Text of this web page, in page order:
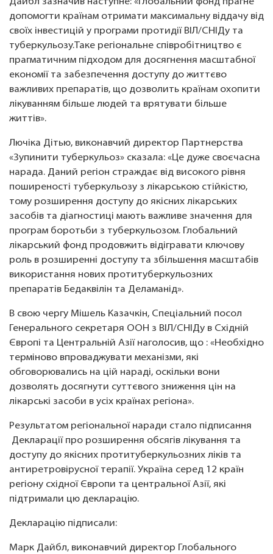
Дайбл зазначив наступне: «Глобальний фонд прагне
допомогти країнам отримати максимальну віддачу від
своїх інвестицій у програми протидії ВІЛ/СНІДу та
туберкульозу.Таке регіональне співробітництво є
прагматичним підходом для досягнення масштабної
економії та забезпечення доступу до життєво
важливих препаратів, що дозволить країнам охопити
лікуванням більше людей та врятувати більше
життів».
Лючіка Дітью, виконавчий директор Партнерства
«Зупинити туберкульоз» сказала: «Це дуже своєчасна
нарада. Даний регіон страждає від високого рівня
поширеності туберкульозу з лікарською стійкістю,
тому розширення доступу до якісних лікарських
засобів та діагностиці мають важливе значення для
програм боротьби з туберкульозом. Глобальний
лікарський фонд продовжить відігравати ключову
роль в розширенні доступу та збільшення масштабів
використання нових протитуберкульозних
препаратів Бедаквілін та Деламанід».
В свою чергу Мішель Казачкін, Спеціальний посол
Генерального секретаря ООН з ВІЛ/СНІДу в Східній
Європі та Центральній Азії наголосив, що : «Необхідно
терміново впроваджувати механізми, які
обговорювались на цій нараді, оскільки вони
дозволять досягнути суттєвого зниження цін на
лікарські засоби в усіх країнах регіона».
Результатом регіональної наради стало підписання
Декларації про розширення обсягів лікування та
доступу до якісних протитуберкульозних ліків та
антиретровірусної терапії. Україна серед 12 країн
регіону східної Європи та центральної Азії, які
підтримали цю декларацію.
Декларацію підписали:
Марк Дайбл, виконавчий директор Глобального